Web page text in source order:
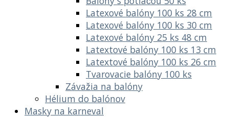
Latexové balóny 100 ks 28 cm
Latexové balóny 100 ks 30 cm
Latexové balóny 25 ks 48 cm
Latextové balóny 100 ks 13 cm
Latextové balóny 100 ks 26 cm
Tvarovacie balóny 100 ks
Závažia na balóny
Hélium do balónov
Masky na karneval